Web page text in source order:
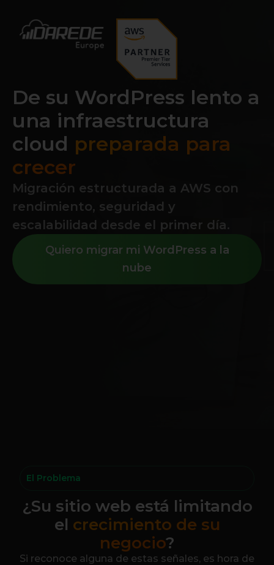
De su WordPress lento a
una infraestructura
cloud preparada para
crecer
Migración estructurada a AWS con
rendimiento, seguridad y
escalabilidad desde el primer día.
Quiero migrar mi WordPress a la
nube
El Problema
¿Su sitio web está limitando
el crecimiento de su
negocio?
Si reconoce alguna de estas señales, es hora de